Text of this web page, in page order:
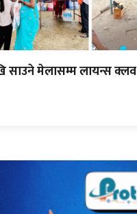
साउने मेलासम्म लायन्स क्लव